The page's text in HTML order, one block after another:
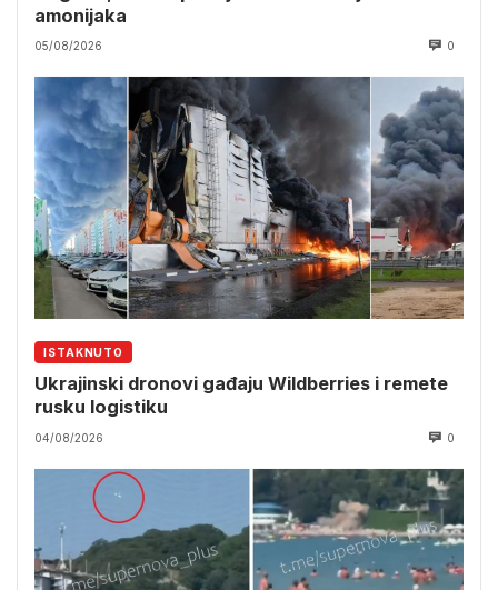
amonijaka
05/08/2026 0
ISTAKNUTO
Ukrajinski dronovi gađaju Wildberries i remete
rusku logistiku
04/08/2026 0